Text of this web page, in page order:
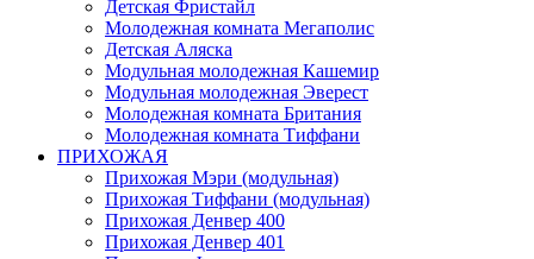
Детская Фристайл
Молодежная комната Мегаполис
Детская Аляска
Модульная молодежная Кашемир
Модульная молодежная Эверест
Молодежная комната Британия
Молодежная комната Тиффани
ПРИХОЖАЯ
Прихожая Мэри (модульная)
Прихожая Тиффани (модульная)
Прихожая Денвер 400
Прихожая Денвер 401